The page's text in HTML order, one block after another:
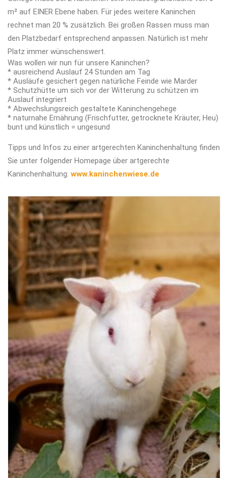
m² auf EINER Ebene haben. Für jedes weitere Kaninchen
rechnet man 20 % zusätzlich. Bei großen Rassen muss man
den Platzbedarf entsprechend anpassen. Natürlich ist mehr
Platz immer wünschenswert.
Was wollen wir nun für unsere Kaninchen?
* ausreichend Auslauf 24 Stunden am Tag
* Ausläufe gesichert gegen natürliche Feinde wie Marder
* Schutzhütte um sich vor der Witterung zu schützen im
Auslauf integriert
* Abwechslungsreich gestaltete Kaninchengehege
* naturnahe Ernährung (Frischfutter, getrocknete Kräuter, Heu)
bunt und künstlich = ungesund
Tipps und Infos zu einer artgerechten Kaninchenhaltung finden
Sie unter folgender Homepage über artgerechte
Kaninchenhaltung: www.kaninchenwiese.de